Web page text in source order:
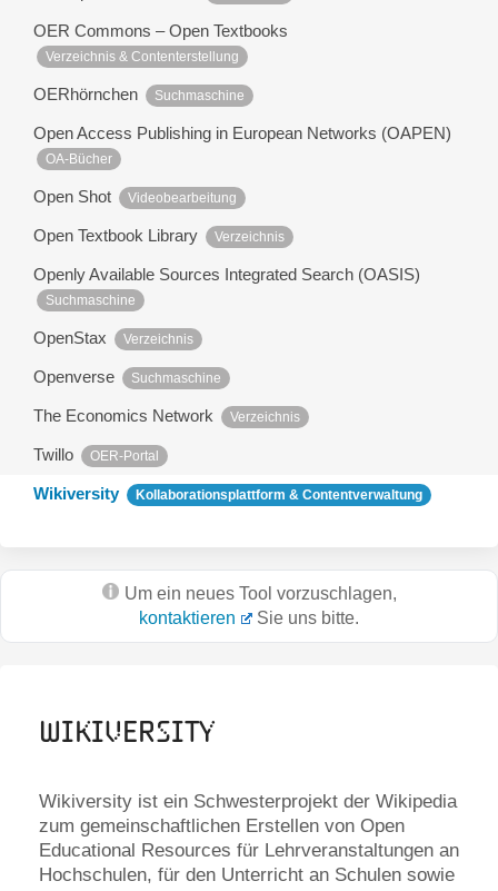
OER Commons – Open Textbooks
Verzeichnis & Contenterstellung
OERhörnchen Suchmaschine
Open Access Publishing in European Networks (OAPEN)
OA-Bücher
Open Shot Videobearbeitung
Open Textbook Library Verzeichnis
Openly Available Sources Integrated Search (OASIS)
Suchmaschine
OpenStax Verzeichnis
Openverse Suchmaschine
The Economics Network Verzeichnis
Twillo OER-Portal
Wikiversity Kollaborationsplattform & Contentverwaltung
Um ein neues Tool vorzuschlagen,
kontaktieren
Sie uns bitte.
Wikiversity
Wikiversity ist ein Schwesterprojekt der Wikipedia
zum gemeinschaftlichen Erstellen von Open
Educational Resources für Lehrveranstaltungen an
Hochschulen, für den Unterricht an Schulen sowie